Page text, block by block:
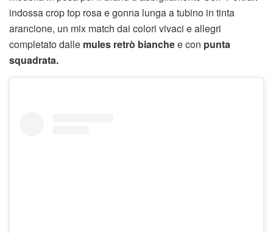
indossa crop top rosa e gonna lunga a tubino in tinta
arancione, un mix match dai colori vivaci e allegri
completato dalle mules retrò bianchee con punta
squadrata.